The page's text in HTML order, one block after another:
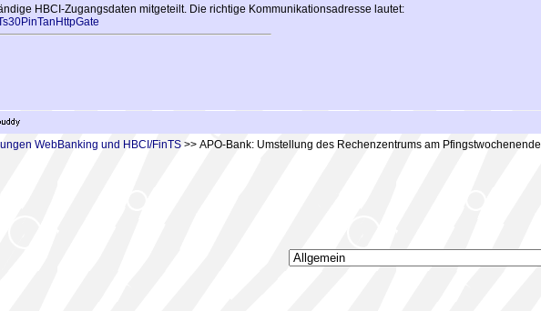
HBCI-Zugangsdaten mitgeteilt. Die richtige Kommunikationsadresse lautet:
WebBanking und HBCI/FinTS >> APO-Bank: Umstellung des Rechenzentrums am Pfingstwochenende